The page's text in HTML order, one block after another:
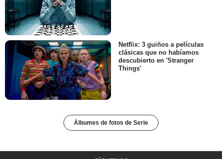
Netflix: 3 guiños a películas
clásicas que no habíamos
descubierto en 'Stranger
Things'
Álbumes de fotos de Serie